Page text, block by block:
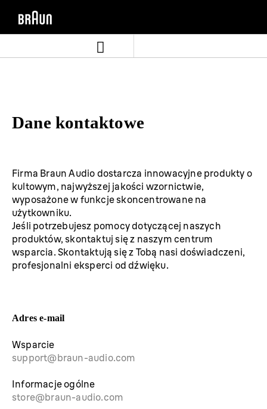
Dane kontaktowe
Firma Braun Audio dostarcza innowacyjne produkty o
kultowym, najwyższej jakości wzornictwie,
wyposażone w funkcje skoncentrowane na
użytkowniku.
Jeśli potrzebujesz pomocy dotyczącej naszych
produktów, skontaktuj się z naszym centrum
wsparcia. Skontaktują się z Tobą nasi doświadczeni,
profesjonalni eksperci od dźwięku.
Adres e-mail
Wsparcie
support@braun-audio.com
Informacje ogólne
store@braun-audio.com